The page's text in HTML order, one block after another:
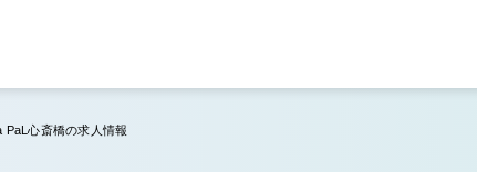
PaL心斎橋の求人情報